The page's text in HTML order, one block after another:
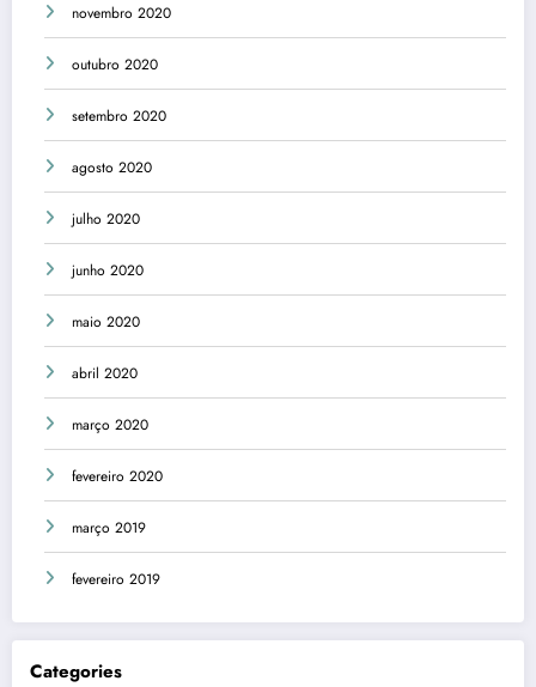
novembro 2020
outubro 2020
setembro 2020
agosto 2020
julho 2020
junho 2020
maio 2020
abril 2020
março 2020
fevereiro 2020
março 2019
fevereiro 2019
Categories